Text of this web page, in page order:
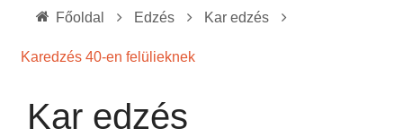
Főoldal Edzés Kar edzés
Karedzés 40-en felülieknek
Kar edzés